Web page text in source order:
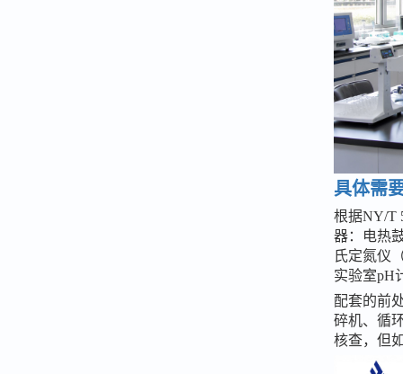
具体需
根据NY/T
器：电热
氏定氮仪
实验室pH
配套的前
碎机、循
核查，但